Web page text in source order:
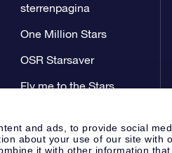
and ads, to provide social
about your use of our site with
it with other information
sterrenpagina
One Million Stars
OSR Starsaver
Fly me to the Stars